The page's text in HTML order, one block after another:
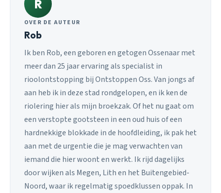
R
OVER DE AUTEUR
Rob
Ik ben Rob, een geboren en getogen Ossenaar met
meer dan 25 jaar ervaring als specialist in
rioolontstopping bij Ontstoppen Oss. Van jongs af
aan heb ik in deze stad rondgelopen, en ik ken de
riolering hier als mijn broekzak. Of het nu gaat om
een verstopte gootsteen in een oud huis of een
hardnekkige blokkade in de hoofdleiding, ik pak het
aan met de urgentie die je mag verwachten van
iemand die hier woont en werkt. Ik rijd dagelijks
door wijken als Megen, Lith en het Buitengebied-
Noord, waar ik regelmatig spoedklussen oppak. In